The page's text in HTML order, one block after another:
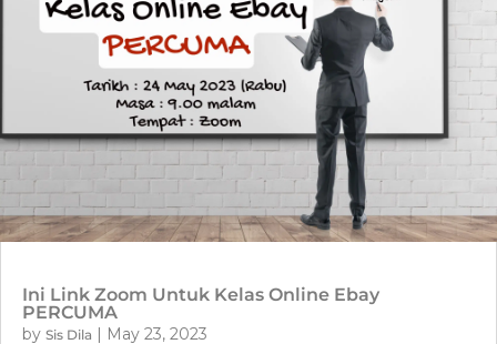
Ini Link Zoom Untuk Kelas Online Ebay
PERCUMA
by Sis Dila May 23, 2023